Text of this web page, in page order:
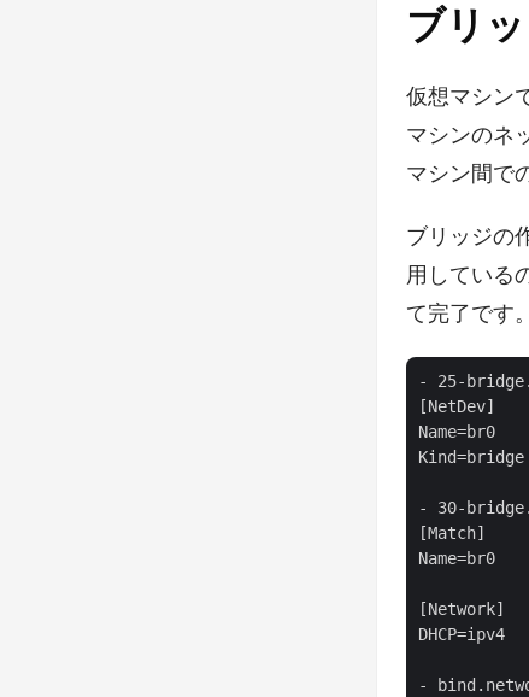
ブリ
仮想マシン
マシンのネ
マシン間で
ブリッジの
用している
て完了です。
- 25-
[NetDev]
Name=br0
Kind=bridge
- 30-
[Match]
Name=br0
[Network]
DHCP=ipv4
-